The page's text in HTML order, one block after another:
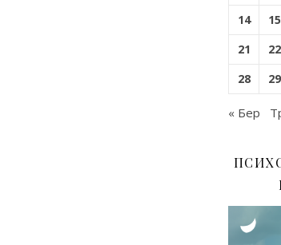
14
15
21
22
28
29
« Бер